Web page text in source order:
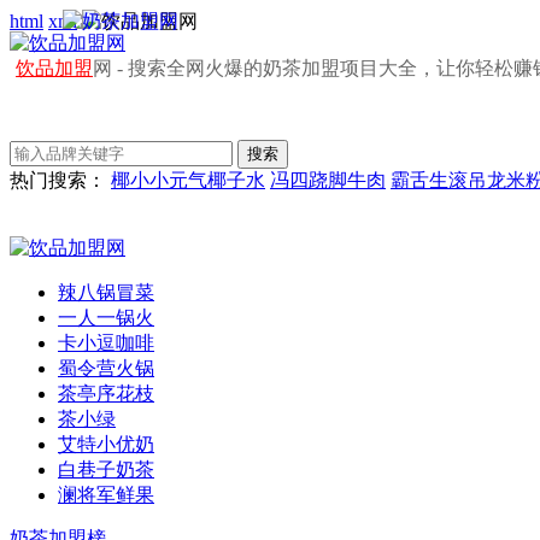
html xml
饮品加盟网 - 搜索全网火爆的奶茶加盟项目大全，让你轻松赚
热门搜索： 椰小小元气椰子水 冯四跷脚牛肉 霸舌生滚吊龙米
辣八锅冒菜
一人一锅火
卡小逗咖啡
蜀令营火锅
茶亭序花枝
茶小绿
艾特小优奶
白巷子奶茶
澜将军鲜果